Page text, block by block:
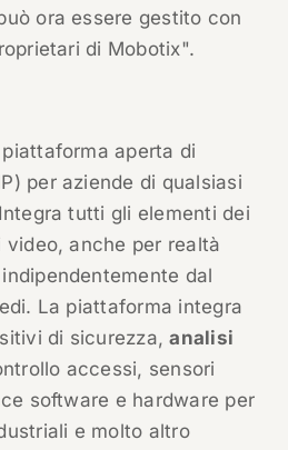
ora essere gestito con
di Mobotix".
aperta di
per aziende di qualsiasi
tutti gli elementi dei
video, anche per realtà
dal
La piattaforma integra
di sicurezza,analisi
accessi, sensori
software e hardware per
e molto altro